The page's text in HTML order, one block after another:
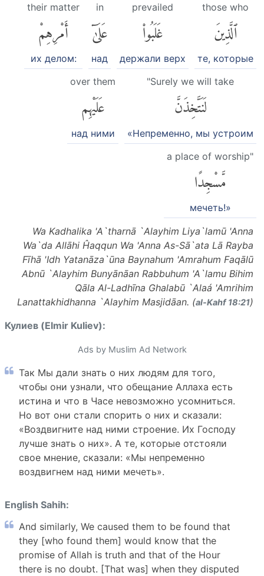
those who
ٱلَّذِينَ
те, которые
prevailed
غَلَبُوا۟
держали верх
in
عَلَىٰٓ
над
their matter
أَمْرِهِمْ
их делом:
"Surely we will take
لَنَتَّخِذَنَّ
«Непременно, мы устроим
over them
عَلَيْهِم
над ними
a place of worship"
مَّسْجِدًا
мечеть!»
Wa Kadhalika 'A`tharnā `Alayhim Liya`lamū 'Anna
Wa`da Allāhi Ĥaqqun Wa 'Anna As-Sā`ata Lā Rayba
Fīhā 'Idh Yatanāza`ūna Baynahum 'Amrahum Faqālū
Abnū `Alayhim Bunyānāan Rabbuhum 'A`lamu Bihim
Qāla Al-Ladhīna Ghalabū `Alaá 'Amrihim
Lanattakhidhanna `Alayhim Masjidāan. (al-Kahf 18:21)
Кулиев (Elmir Kuliev):
Ads by Muslim Ad Network
Так Мы дали знать о них людям для того,
чтобы они узнали, что обещание Аллаха есть
истина и что в Часе невозможно усомниться.
Но вот они стали спорить о них и сказали:
«Воздвигните над ними строение. Их Господу
лучше знать о них». А те, которые отстояли
свое мнение, сказали: «Мы непременно
воздвигнем над ними мечеть».
English Sahih:
And similarly, We caused them to be found that
they [who found them] would know that the
promise of Allah is truth and that of the Hour
there is no doubt. [That was] when they disputed